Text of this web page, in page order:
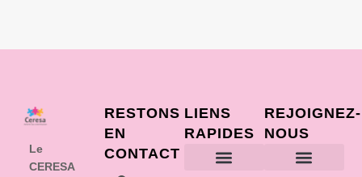
Le
CERESA
RESTONS
EN
CONTACT
LIENS
RAPIDES
REJOIGNEZ-
NOUS